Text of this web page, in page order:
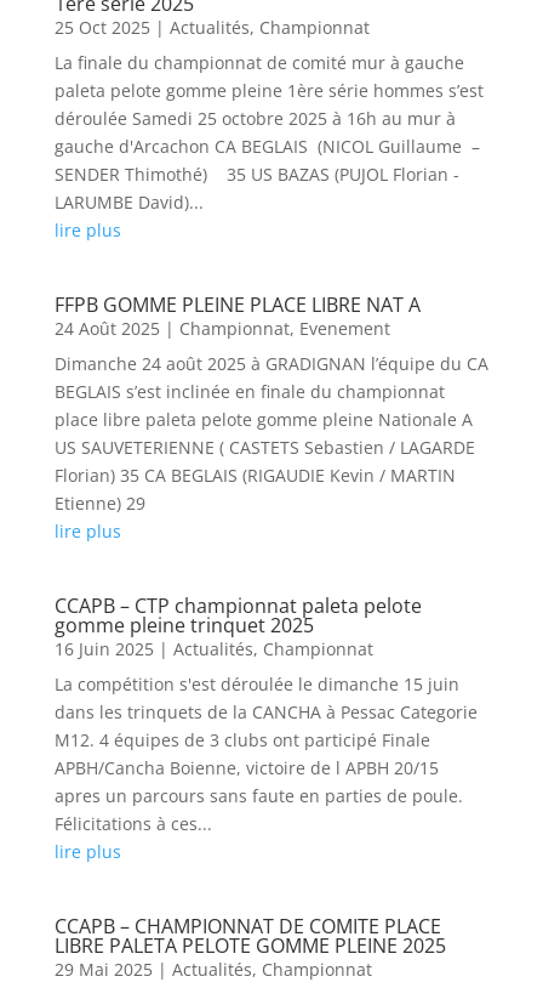
25 Oct 2025| Actualités, Championnat
La finale du championnat de comité mur à gauche
paleta pelote gomme pleine 1ère série hommes s’est
déroulée Samedi 25 octobre 2025 à 16h au mur à
gauche d'Arcachon CA BEGLAIS (NICOL Guillaume –
SENDER Thimothé) 35 US BAZAS (PUJOL Florian -
LARUMBE David)...
lire plus
FFPB GOMME PLEINE PLACE LIBRE NAT A
24 Août 2025| Championnat, Evenement
Dimanche 24 août 2025 à GRADIGNAN l’équipe du CA
BEGLAIS s’est inclinée en finale du championnat
place libre paleta pelote gomme pleine Nationale A
US SAUVETERIENNE ( CASTETS Sebastien / LAGARDE
Florian) 35 CA BEGLAIS (RIGAUDIE Kevin / MARTIN
Etienne) 29
lire plus
CCAPB – CTP championnat paleta pelote
gomme pleine trinquet 2025
16 Juin 2025| Actualités, Championnat
La compétition s'est déroulée le dimanche 15 juin
dans les trinquets de la CANCHA à Pessac Categorie
M12. 4 équipes de 3 clubs ont participé Finale
APBH/Cancha Boienne, victoire de l APBH 20/15
apres un parcours sans faute en parties de poule.
Félicitations à ces...
lire plus
CCAPB – CHAMPIONNAT DE COMITE PLACE
LIBRE PALETA PELOTE GOMME PLEINE 2025
29 Mai 2025| Actualités, Championnat